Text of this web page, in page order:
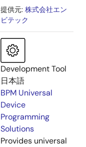
提供元: 株式会社エン
ビテック
Development Tool
日本語
BPM Universal
Device
Programming
Solutions
Provides universal